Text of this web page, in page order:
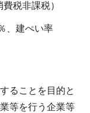
税非課税）
、建ぺい率
ることを目的と
等を行う企業等